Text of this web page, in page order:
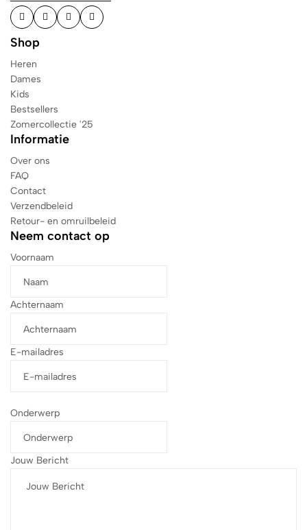
Shop
Heren
Dames
Kids
Bestsellers
Zomercollectie '25
Informatie
Over ons
FAQ
Contact
Verzendbeleid
Retour- en omruilbeleid
Neem contact op
Voornaam
Achternaam
E-mailadres
Onderwerp
Jouw Bericht